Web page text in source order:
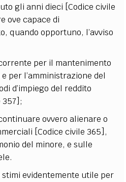
gli anni dieci [Codice civile
ove capace di
quando opportuno, l’avviso
per il mantenimento
per l’amministrazione del
d’impiego del reddito
357];
ovvero alienare o
[Codice civile 365],
del minore, e sulle
evidentemente utile per